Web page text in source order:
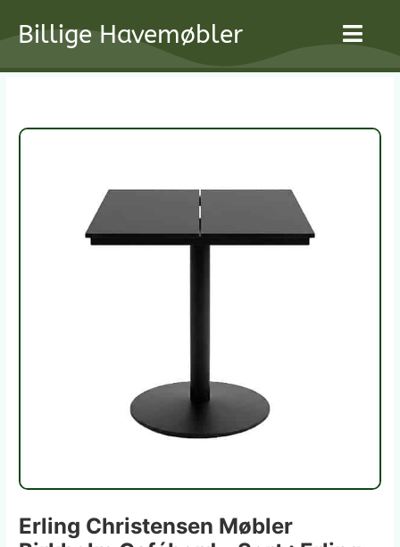
Billige Havemøbler
Erling Christensen Møbler